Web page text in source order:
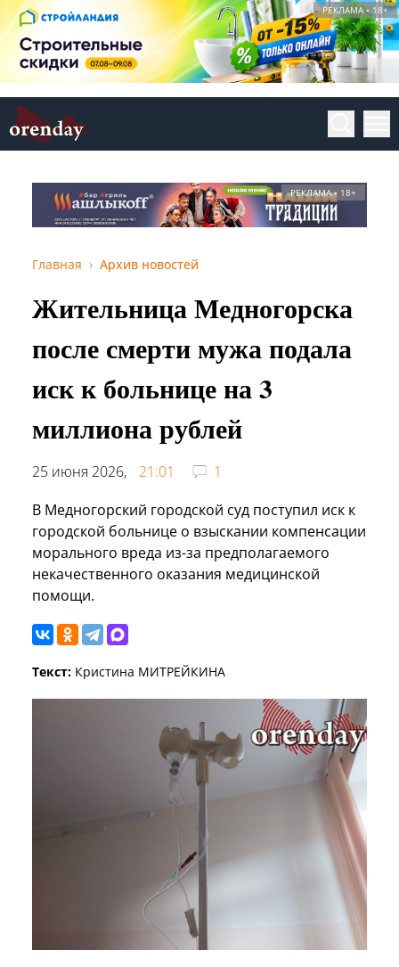
РЕКЛАМА • 18+
РЕКЛАМА • 18+
Главная Архив новостей
Жительница Медногорска
после смерти мужа подала
иск к больнице на 3
миллиона рублей
25 июня 2026, 21:01
1
В Медногорский городской суд поступил иск к
городской больнице о взыскании компенсации
морального вреда из-за предполагаемого
некачественного оказания медицинской
помощи.
Текст: Кристина МИТРЕЙКИНА